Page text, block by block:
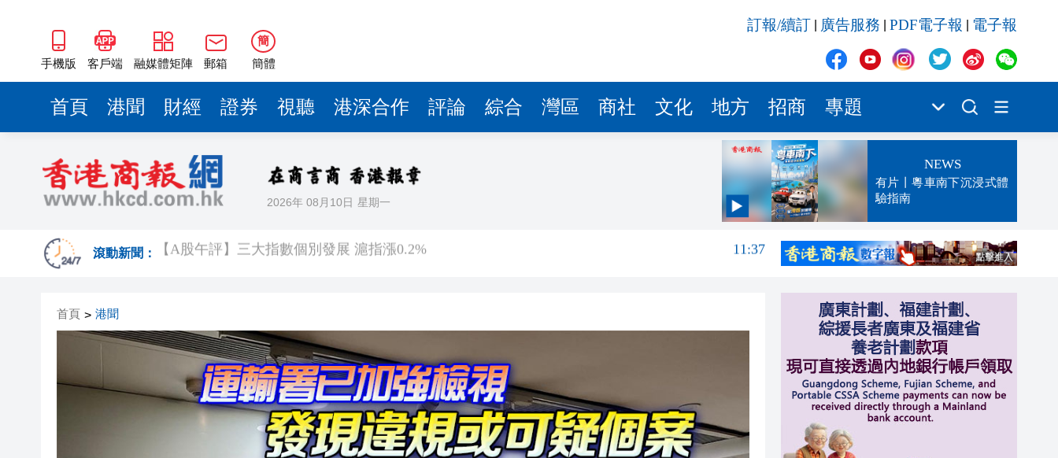
手機版 客戶端 融媒體矩陣 郵箱
簡
簡體
訂報/續訂 廣告服務 PDF電子報 電子報
首頁 港聞 財經 證券 視聽 港深合作 評論 綜合 灣區 商社 文化 地方 招商 專題
2026年 08月10日 星期一
NEWS
有片丨粵車南下沉浸式體
驗指南
滾動新聞：
11:37
聚潮玩人才促產業協同 看東莞石排如何出招
11:33
歐盟機構：7月全球海洋表面溫度創新高
傳奇落幕！NBA名人堂教練老尼爾森離世，曾執教王治郅
「35+顛覆」案11人就定罪申終極上訴許可 上訴庭批准申請
國泰君安國際復牌高開逾37%
10:52
首頁 > 港聞